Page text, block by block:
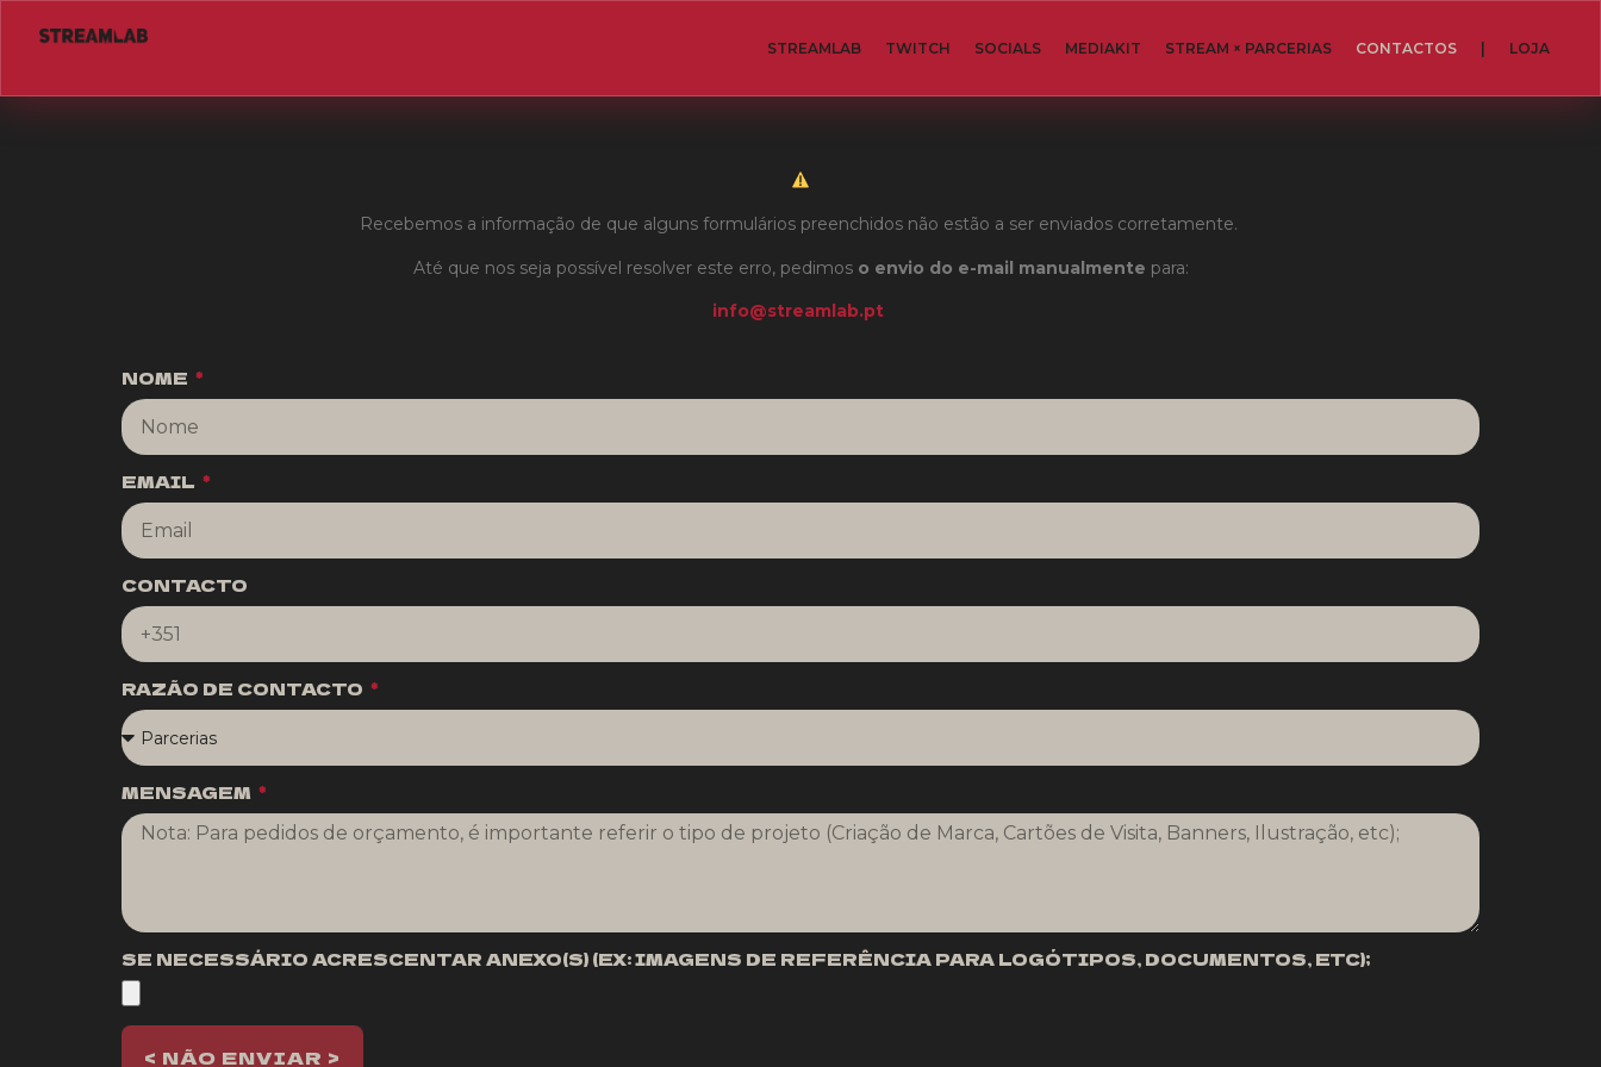
STREAMLAB TWITCH SOCIALS MEDIAKIT STREAM × PARCERIAS CONTACTOS LOJA
Recebemos a informação de que alguns formulários preenchidos não estão a ser enviados corretamente.
Até que nos seja possível resolver este erro, pedimos o envio do e-mail manualmente para:
info@streamlab.pt
NOME
EMAIL
CONTACTO
RAZÃO DE CONTACTO
MENSAGEM
SE NECESSÁRIO ACRESCENTAR ANEXO(S) (EX: IMAGENS DE REFERÊNCIA PARA LOGÓTIPOS, DOCUMENTOS, ETC);
< NÃO ENVIAR >